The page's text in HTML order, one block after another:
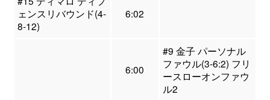
ェンスリバウンド(4-
8-12)
6:02
6:00
#9 金子 パーソナル
ファウル(3-6:2) フリ
ースローオンファウ
ル2